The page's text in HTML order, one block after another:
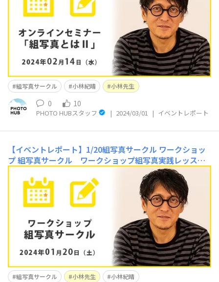
お話していただきました。組写真作品のタイトルは非常に
重要で、タイトルとビジュアルだけで観る人に伝
組写真サークル 小林紀晴 小林先生
0 10
PHOTO HUBスタッフ | 2024/03/01 | イベントレポート
【イベントレポート】1/20組写真サークル ワークショッ
プ組写真サークル ワークショップ組写真実践レッスンi
n大阪1月20日(土)にニコンプラザ大阪で組写真サークル
のワークショップを開催しました。ご参加いただいた方々
に組写真作品を１セットと関連する作品をお持ちいただ
き、おひとり15分間の持ち時間の中で小林先生から撮影
時に気を付ける点や組写真を組む工程などの
組写真サークル 小林先生
小林紀晴